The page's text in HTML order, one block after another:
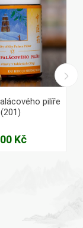
pilíře
(201)
Kč